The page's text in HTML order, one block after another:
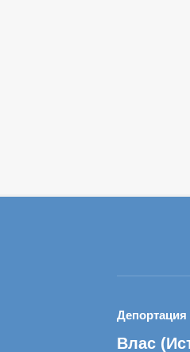
Депортация
Влас